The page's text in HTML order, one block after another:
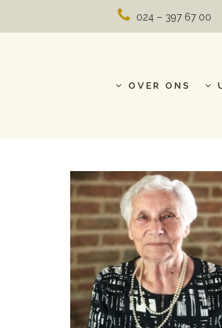
024 – 397 67 00
OVER ONS